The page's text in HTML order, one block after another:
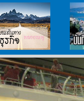
บนเส้นทางธุรกิจ บั